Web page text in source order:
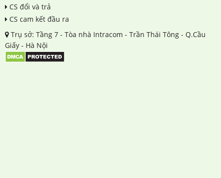
CS đổi và trả
CS cam kết đầu ra
Trụ sở: Tầng 7 - Tòa nhà Intracom - Trần Thái Tông - Q.Cầu
Giấy - Hà Nội